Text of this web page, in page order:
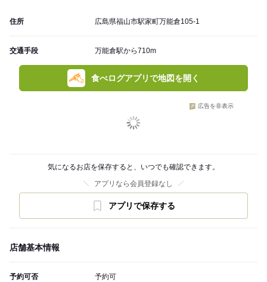
住所 広島県福山市駅家町万能倉105-1
交通手段 万能倉駅から710m
食べログアプリで地図を開く
広告を非表示
気になるお店を保存すると、いつでも確認できます。
アプリなら会員登録なし
アプリで保存する
店舗基本情報
予約可否 予約可